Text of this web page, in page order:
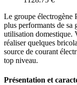
Le groupe électrogène
plus performants de sa
utilisation domestique.
réaliser quelques
source de courant
top niveau.
Présentation et